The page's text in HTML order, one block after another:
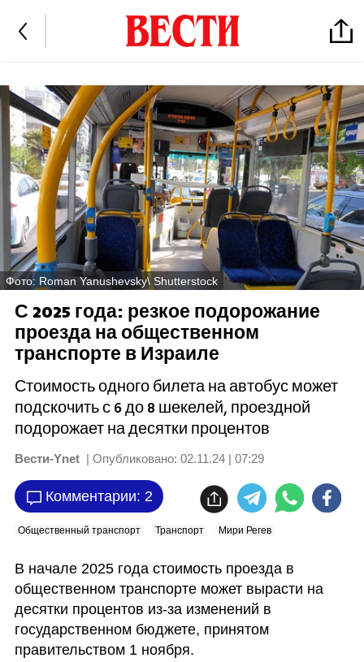
Фото: Roman Yanushevsky\ Shutterstock
С 2025 года: резкое подорожание
проезда на общественном
транспорте в Израиле
Стоимость одного билета на автобус может
подскочить с 6 до 8 шекелей, проездной
подорожает на десятки процентов
Вести-Ynet | Опубликовано: 02.11.24 | 07:29
Комментарии: 2
Общественный транспорт Транспорт Мири Регев
В начале 2025 года стоимость проезда в
общественном транспорте может вырасти на
десятки процентов из-за изменений в
государственном бюджете, принятом
правительством 1 ноября.